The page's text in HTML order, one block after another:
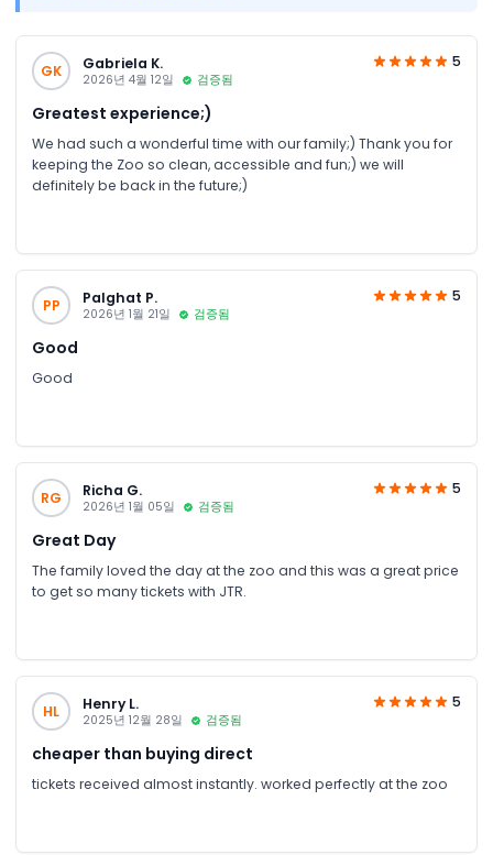
GK Gabriela K.
2026년 4월 12일 검증됨
5
Greatest experience;)
We had such a wonderful time with our family;) Thank you for
keeping the Zoo so clean, accessible and fun;) we will
definitely be back in the future;)
PP Palghat P.
2026년 1월 21일 검증됨
5
Good
Good
RG Richa G.
2026년 1월 05일 검증됨
5
Great Day
The family loved the day at the zoo and this was a great price
to get so many tickets with JTR.
HL Henry L.
2025년 12월 28일 검증됨
5
cheaper than buying direct
tickets received almost instantly. worked perfectly at the zoo